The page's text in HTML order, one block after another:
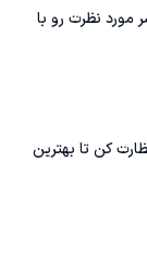
مورد نظرت رو با
کن تا بهترین